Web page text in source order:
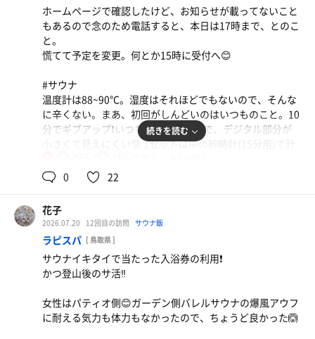
ホームページで確認したけど、お知らせが載ってないこと
もあるので念のため電話すると、本日は17時まで、とのこ
と。
慌てて予定を変更。何とか15時に受付へ😊
#サウナ
温度計は88~90℃。湿度はそれほどでもないので、そんな
に辛くない。まあ、初回がしんどいのはいつものこと。10
分でギブアップ❗️いつもと違う腕時計で、デジタル部分が
小さくて見えにくい😰 1セットは中の砂時計(15分用)で計
2セット目から何とか腕時計タイマーで11分、12分を計れ
意外に発汗する。年期を感じさせるサウナの効用などが書
かれた看板がいい雰囲気。
広くて2段のサ室を一人占めでした😆💕
#水風呂
出てすぐ。段を少し上がって入る深めの丸型水風呂。冷た
夏は外気浴より水風呂温度重視だわ🎵
しっかり2分、我慢して入った🤤
続きを読む
0 22
花子
2026.07.20 12回目の訪問 サウナ飯
ラピスパ [ 鳥取県 ]
サウナイキタイで当たった入浴券の利用❗️
かつ登山後のサ活‼️
女性はパティオ側😊ガーデン側バレルサウナの爆風アウフ
に耐える気力も体力もなかったので、ちょうど良かった🙆